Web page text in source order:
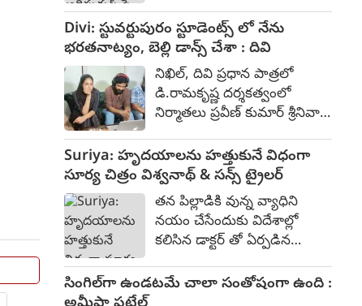
గాధగా ఈ చిత్రం రూపొందుతోంది.
దేవాలయం ప్రవేశానికి వారు
అడ్డంకిగా వుండడంతో వారిని
ఎదురొడ్డి ప్రజల పక్షాన నిలిచిన
ఫౌజీ గా ప్రభాస్ పై పోరాట
సన్నివేశాలు నిన్ననే
ప్రారంభమయ్యాయి.
ఈ చిత్రంలో ప్రభాస్ శ్రీరాముడిగా,
కృతి సనన్ సీతగా, సైఫ్ అలీ ఖాన్
రావణుడిగా, దేవదత్త నాగే
హనుమంతుడిగా నటించారు.
500-700 కోట్ల భారీ బడ్జెట్‌తో
2023 జూన్ 16న విడుదలైన ఈ
చిత్రం, బాక్సాఫీస్ వద్ద సుమారు
393 కోట్ల రూపాయల వసూళ్లను
మాత్రమే సాధించింది.
Divi: స్టువర్టుపురం స్టూడెంట్స్ లో నేను
భరతనాట్యం, బెల్లి డాన్స్ చేశా : దివి
నిఖిల్, దివి ప్రధాన పాత్రలో
డి.రామకృష్ణ దర్శకత్వంలో
నిర్మాతలు ప్రవీణ్ కుమార్ శ్రీనివాస్
రెడ్డి నిర్మిస్తున్న ఎమోషనల్ యాక్షన్
ఎంటర్టైనర్ "స్టువర్టుపురం
స్టూడెంట్స్." 80% షూటింగ్ పూర్తి
చేసుకున్న ఈ చిత్రం ప్రస్తుతం పోస్ట్
ప్రొడక్షన్ కార్యక్రమాలు
జరుపుకుంటుంది. కాగా ఈ చిత్ర
ట్రైలర్ ను ప్రముఖ దర్శకులు
Suriya: హృదయాలను హత్తుకునే విధంగా
సూర్య చిత్రం విశ్వనాథ్ & సన్స్ ట్రైలర్
తన పిల్లాడికి వున్న వ్యాధిని
నయం చేసేందుకు విదేశాల్లో
కలిసిన డాక్టర్ తో ఏర్పడిన